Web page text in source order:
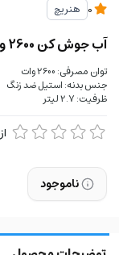
هنریچ
آب جوش کن 2600 وات هنریچ مدل HWS8731
توان مصرفی: 2600 وات
جنس بدنه: استیل ضد زنگ
ظرفیت: 2.7 لیتر
از
ناموجود